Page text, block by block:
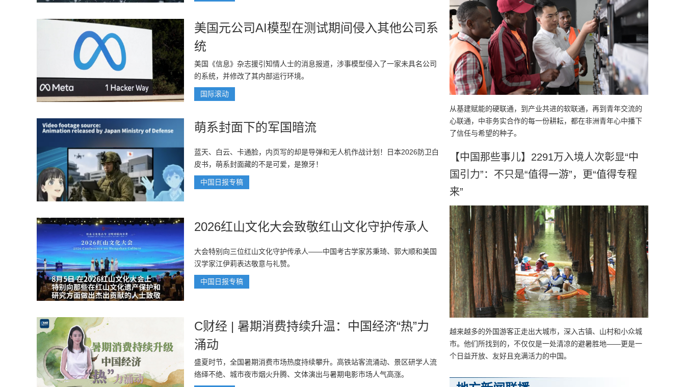
美国元公司AI模型在测试期间侵入其他公司系
统
美国《信息》杂志援引知情人士的消息报道，涉事模型侵入了一家未具名公司
的系统，并修改了其内部运行环境。
国际滚动
萌系封面下的军国暗流
蓝天、白云、卡通脸，内页写的却是导弹和无人机作战计划！日本2026防卫白
皮书，萌系封面藏的不是可爱，是獠牙！
中国日报专稿
2026红山文化大会致敬红山文化守护传承人
大会特别向三位红山文化守护传承人——中国考古学家苏秉琦、郭大顺和美国
汉学家江伊莉表达敬意与礼赞。
中国日报专稿
C财经 | 暑期消费持续升温：中国经济“热”力
涌动
盛夏时节，全国暑期消费市场热度持续攀升。高铁站客流涌动、景区研学人流
络绎不绝、城市夜市烟火升腾、文体演出与暑期电影市场人气高涨。
从基建赋能的硬联通，到产业共进的软联通，再到青年交流的
心联通，中非务实合作的每一份耕耘，都在非洲青年心中播下
了信任与希望的种子。
【中国那些事儿】2291万入境人次彰显“中
国引力”：不只是“值得一游”，更“值得专程
来”
越来越多的外国游客正走出大城市，深入古镇、山村和小众城
市。他们所找到的，不仅仅是一处清凉的避暑胜地——更是一
个日益开放、友好且充满活力的中国。